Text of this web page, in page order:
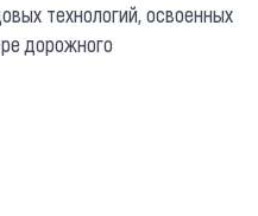
технологий, освоенных
дорожного